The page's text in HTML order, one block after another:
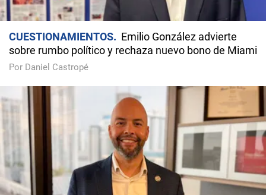
CUESTIONAMIENTOS
Emilio González advierte
sobre rumbo político y rechaza nuevo bono de Miami
Por Daniel Castropé